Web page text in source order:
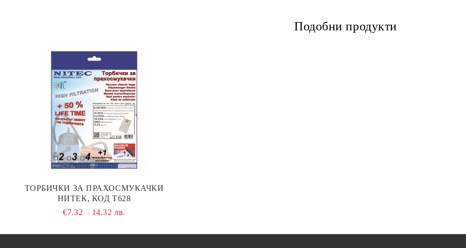
Подобни продукти
ТОРБИЧКИ ЗА ПРАХОСМУКАЧКИ
НИТЕК, КОД Т628
€7.32
14.32 лв.